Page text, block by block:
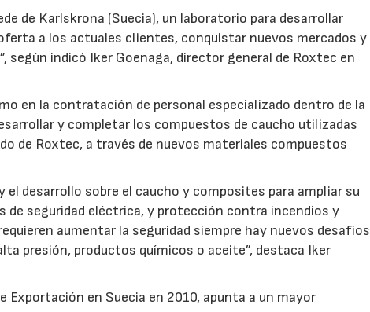
de Karlskrona (Suecia), un laboratorio para desarrollar
a los actuales clientes, conquistar nuevos mercados y
según indicó Iker Goenaga, director general de Roxtec en
en la contratación de personal especializado dentro de la
y completar los compuestos de caucho utilizadas
de Roxtec, a través de nuevos materiales compuestos
desarrollo sobre el caucho y composites para ampliar su
seguridad eléctrica, y protección contra incendios y
aumentar la seguridad siempre hay nuevos desafíos
presión, productos químicos o aceite”, destaca Iker
Exportación en Suecia en 2010, apunta a un mayor